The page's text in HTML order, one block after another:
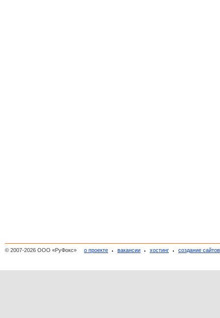
© 2007-2026 ООО «РуФокс» о проекте вакансии хостинг создание сайтов